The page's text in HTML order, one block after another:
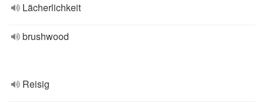
Lächerlichkeit
brushwood
Reisig